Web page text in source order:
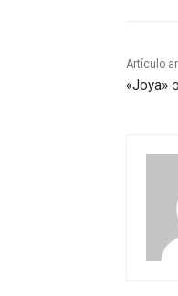
Artículo
«Joya»